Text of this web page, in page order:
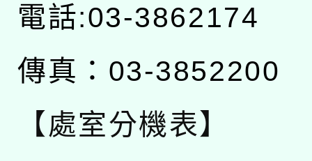
電話:03-3862174
傳真：03-3852200
【處室分機表】